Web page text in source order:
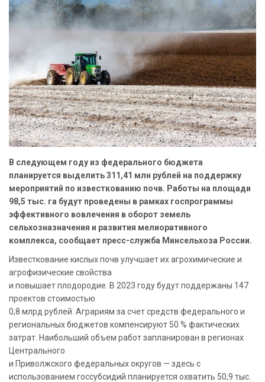
В следующем году из федерального бюджета
планируется выделить 311,41 млн рублей на поддержку
мероприятий по известкованию почв. Работы на площади
98,5 тыс. га будут проведены в рамках госпрограммы
эффективного вовлечения в оборот земель
сельхозназначения и развития мелиоративного
комплекса, сообщает пресс-служба Минсельхоза России.
Известкование кислых почв улучшает их агрохимические и
агрофизические свойства
и повышает плодородие. В 2023 году будут поддержаны 147
проектов стоимостью
0,8 млрд рублей. Аграриям за счет средств федерального и
региональных бюджетов компенсируют 50 % фактических
затрат. Наибольший объем работ запланирован в регионах
Центрального
и Приволжского федеральных округов — здесь с
использованием госсубсидий планируется охватить 50,9 тыс.